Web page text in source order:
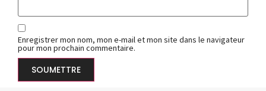
Enregistrer mon nom, mon e-mail et mon site dans le navigateur
pour mon prochain commentaire.